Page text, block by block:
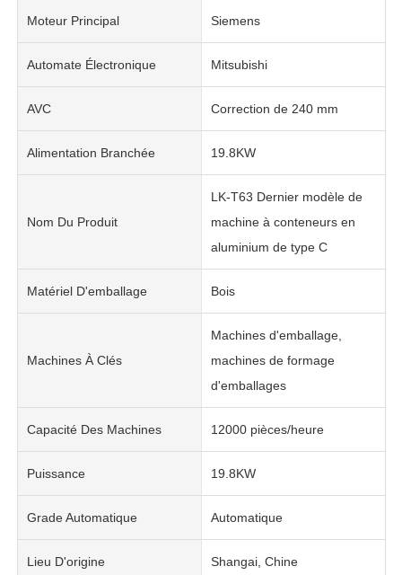
Moteur Principal Siemens
Automate Électronique Mitsubishi
AVC Correction de 240 mm
Alimentation Branchée 19.8KW
Nom Du Produit
LK-T63 Dernier modèle de
machine à conteneurs en
aluminium de type C
Matériel D'emballage Bois
Machines À Clés
Machines d'emballage,
machines de formage
d'emballages
Capacité Des Machines 12000 pièces/heure
Puissance 19.8KW
Grade Automatique Automatique
Lieu D'origine Shangai, Chine